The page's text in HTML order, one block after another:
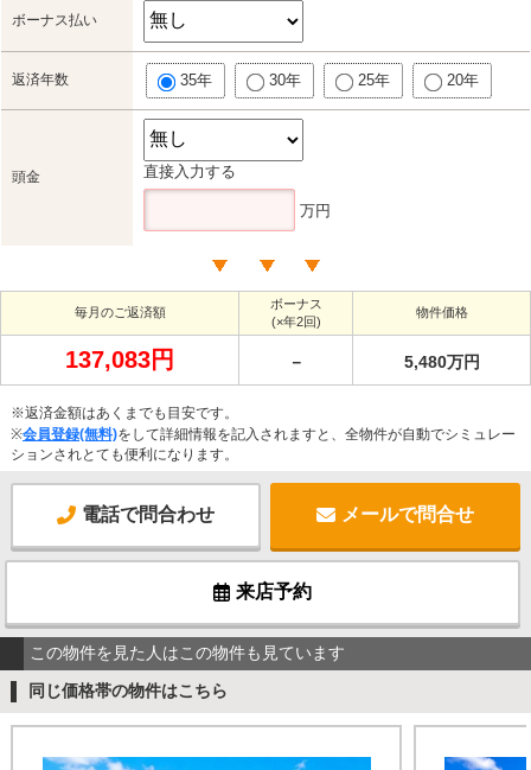
ボーナス払い
返済年数 35年 30年 25年 20年
頭金 直接入力する
万円
毎月のご返済額
ボーナス
(×年2回)
物件価格
137,083円 － 5,480万円
※返済金額はあくまでも目安です。
※会員登録(無料)をして詳細情報を記入されますと、全物件が自動でシミュレー
ションされとても便利になります。
電話で問合わせ メールで問合せ
来店予約
この物件を見た人はこの物件も見ています
同じ価格帯の物件はこちら